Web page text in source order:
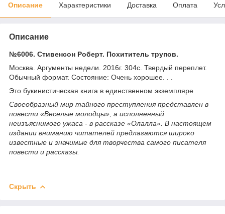
Описание Характеристики Доставка Оплата
Описание
№6006. Стивенсон Роберт. Похититель трупов.
Москва. Аргументы недели. 2016г. 304с. Твердый переплет.
Обычный формат. Состояние: Очень хорошее. . .
Это букинистическая книга в единственном экземпляре
Своеобразный мир тайного преступления представлен в
повести «Веселые молодцы», а исполненный
неизъяснимого ужаса - в рассказе «Олалла». В настоящем
издании вниманию читателей предлагаются широко
известные и значимые для творчества самого писателя
повести и рассказы.
Скрыть